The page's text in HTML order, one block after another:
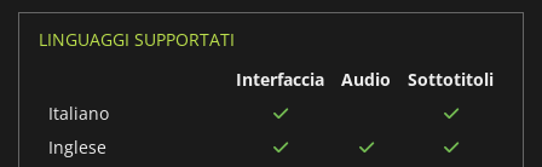
LINGUAGGI SUPPORTATI
Interfaccia
Audio
Sottotitoli
Italiano
Inglese